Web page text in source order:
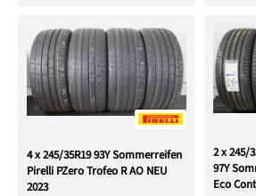
4 x 245/35R19 93Y Sommerreifen
Pirelli PZero Trofeo R AO NEU
2023
2 x 245/
97Y
Eco